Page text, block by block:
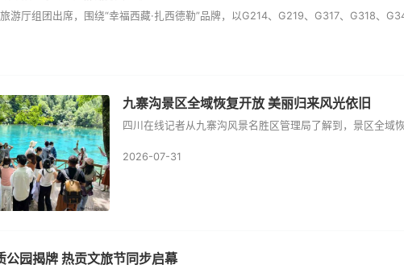
游厅组团出席，围绕“幸福西藏·扎西德勒”品牌，以G214、G219、G317、G318、
九寨沟景区全域恢复开放 美丽归来风光依旧
四川在线记者从九寨沟风景名胜区管理局了解到，景区全域
2026-07-31
公园揭牌 热贡文旅节同步启幕